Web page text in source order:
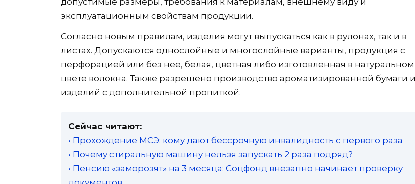
эксплуатационным свойствам продукции.
Согласно новым правилам, изделия могут выпускаться как в рулонах, так и в
листах. Допускаются однослойные и многослойные варианты, продукция с
перфорацией или без нее, белая, цветная либо изготовленная в натуральном
цвете волокна. Также разрешено производство ароматизированной бумаги и
изделий с дополнительной пропиткой.
Сейчас читают:
• Прохождение МСЭ: кому дают бессрочную инвалидность с первого раза
• Почему стиральную машину нельзя запускать 2 раза подряд?
• Пенсию «заморозят» на 3 месяца: Соцфонд внезапно начинает проверку